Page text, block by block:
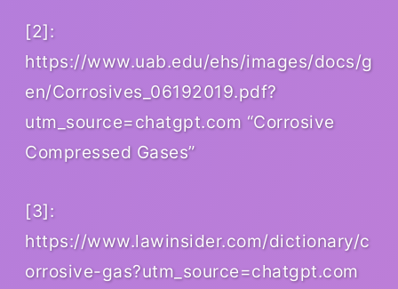
[2]:
https://www.uab.edu/ehs/images/docs/g
en/Corrosives_06192019.pdf?
utm_source=chatgpt.com “Corrosive
Compressed Gases”
[3]:
https://www.lawinsider.com/dictionary/c
orrosive-gas?utm_source=chatgpt.com